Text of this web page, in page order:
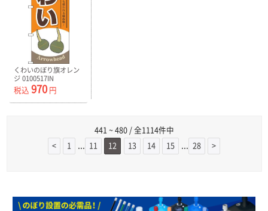
くわいのぼり旗オレン
ジ 0100517IN
税込 970 円
441 ~ 480 / 全1114件中
<
1 ... 11 12 13 14 15 ... 28 >